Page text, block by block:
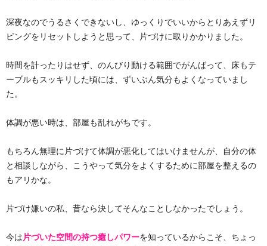
深夜なのでうるさくできないし、ゆっくりでいいからとりあえずリ
ビングをリセットしようと思って、片づけに取りかかりました。
時間を計ったりはせず、のんびり動ける範囲でがんばって、床もテ
ーブルもスッキリした頃には、ずいぶん気分もよくなっていまし
た。
体調が悪い時は、部屋も乱れがちです。
もちろん無理に片づけて体調が悪化してはいけませんが、自分の体
と相談しながら、こうやって気分をよくするために部屋を整えるの
もアリかな。
片づけ嫌いの私、昔なら決してそんなことしなかったでしょう。
今は片づいた空間の持つ癒しパワーを知っているからこそ、ちょっ